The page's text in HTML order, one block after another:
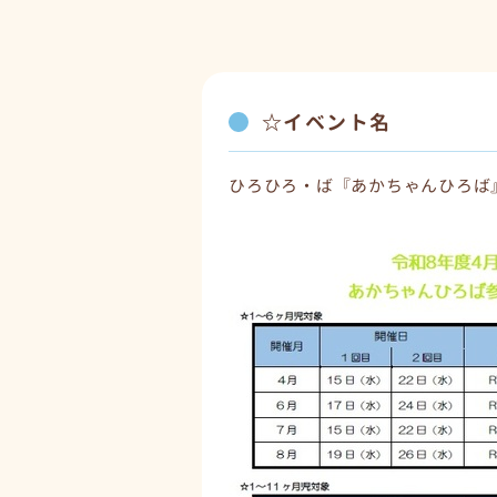
☆イベント名
ひろひろ・ば『あかちゃんひろば